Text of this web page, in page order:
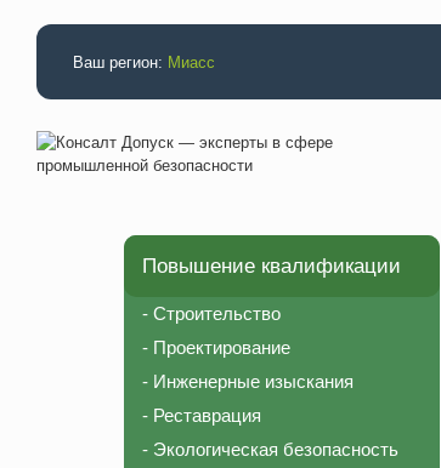
Ваш регион: Миасс
Аттестации
Электробезопасность
Промышленная безопасность
Неразрушающий контроль (специалисты)
Неразрушающий контроль (лаборатория)
НАКС (технология)
Повышение квалификации
- Строительство
- Проектирование
- Инженерные изыскания
- Реставрация
- Экологическая безопасность